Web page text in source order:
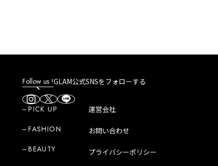
Follow us !GLAM公式SNSをフォローする
PICK UP
FASHION
BEAUTY
運営会社
お問い合わせ
プライバシーポリシー